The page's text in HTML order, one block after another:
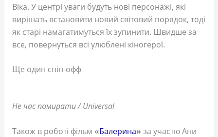
Віка. У центрі уваги будуть нові персонажі, які
вирішать встановити новий світовий порядок, тоді
як старі намагатимуться їх зупинити. Швидше за
все, повернуться всі улюблені кіногерої.
Ще один спін-офф
Не час помирати / Universal
Також в роботі фільм «Балерина» за участю Ани